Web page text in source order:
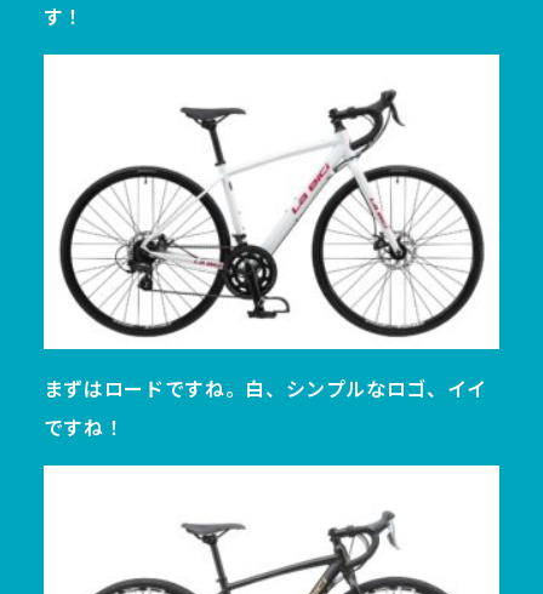
す！
まずはロードですね。白、シンプルなロゴ、イイ
ですね！